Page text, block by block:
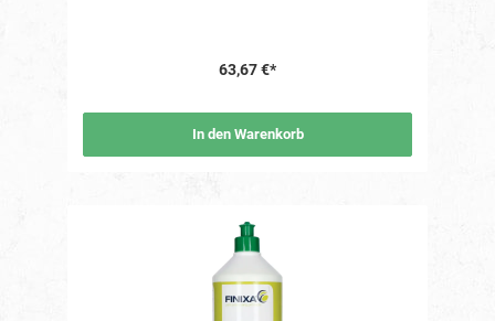
63,67 €*
In den Warenkorb